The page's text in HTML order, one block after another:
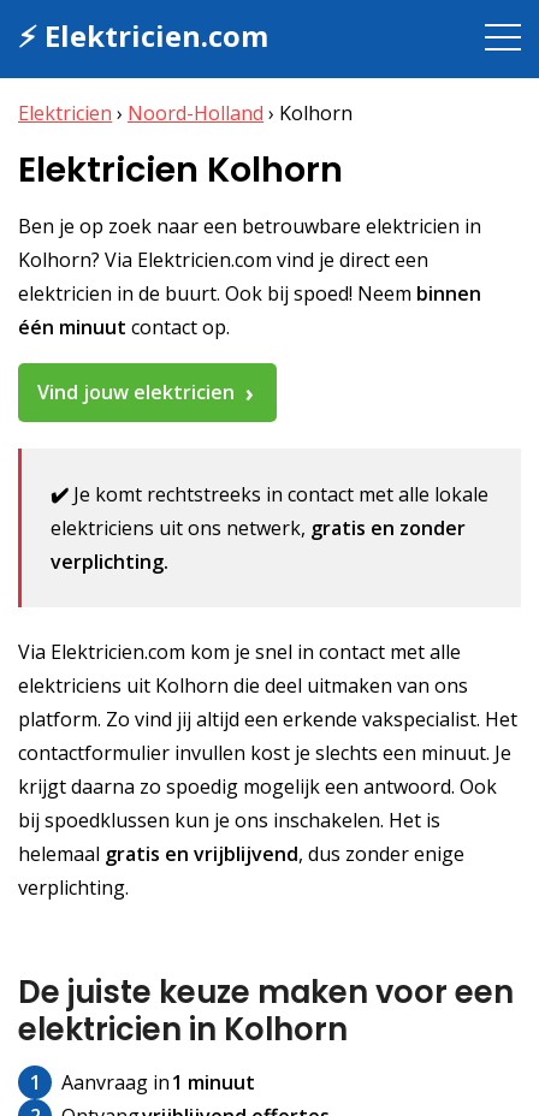
⚡ Elektricien.com
Elektricien › Noord-Holland › Kolhorn
Elektricien Kolhorn
Ben je op zoek naar een betrouwbare elektricien in
Kolhorn? Via Elektricien.com vind je direct een
elektricien in de buurt. Ook bij spoed! Neem binnen
één minuut contact op.
Vind jouw elektricien
✔️ Je komt rechtstreeks in contact met alle lokale
elektriciens uit ons netwerk, gratis en zonder
verplichting.
Via Elektricien.com kom je snel in contact met alle
elektriciens uit Kolhorn die deel uitmaken van ons
platform. Zo vind jij altijd een erkende vakspecialist. Het
contactformulier invullen kost je slechts een minuut. Je
krijgt daarna zo spoedig mogelijk een antwoord. Ook
bij spoedklussen kun je ons inschakelen. Het is
helemaal gratis en vrijblijvend, dus zonder enige
verplichting.
De juiste keuze maken voor een
elektricien in Kolhorn
1 Aanvraag in1 minuut